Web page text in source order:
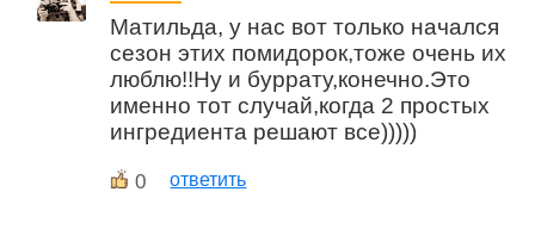
Матильда, у нас вот только начался
сезон этих помидорок,тоже очень их
люблю!!Ну и буррату,конечно.Это
именно тот случай,когда 2 простых
ингредиента решают все)))))
0 ответить